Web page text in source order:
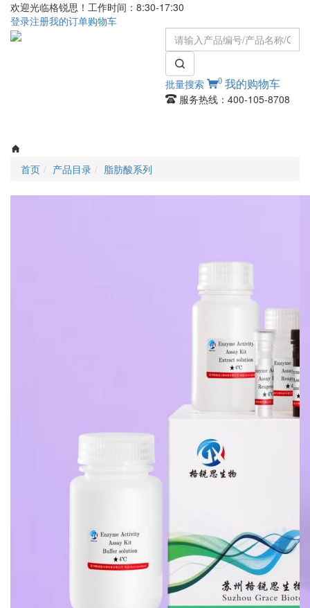
欢迎光临格锐思！工作时间：8:30-17:30
登录注册我的订单购物车
批量搜索 0 我的购物车
服务热线：400-105-8708
首页 产品目录 脂肪酸系列